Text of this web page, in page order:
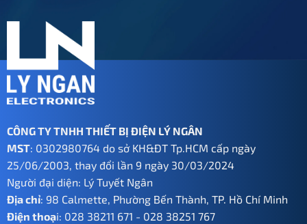
CÔNG TY TNHH THIẾT BỊ ĐIỆN LÝ NGÂN
MST: 0302980764 do sở KH&ĐT Tp.HCM cấp ngày
25/06/2003, thay đổi lần 9 ngày 30/03/2024
Người đại diện: Lý Tuyết Ngân
Địa chỉ: 98 Calmette, Phường Bến Thành, TP. Hồ Chí Minh
Điện thoại: 028 38211 671 - 028 38251 767